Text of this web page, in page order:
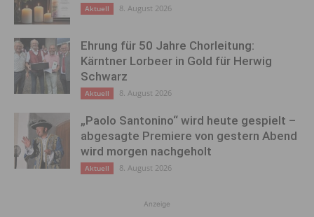
Aktuell 8. August 2026
Ehrung für 50 Jahre Chorleitung:
Kärntner Lorbeer in Gold für Herwig
Schwarz
Aktuell 8. August 2026
„Paolo Santonino“ wird heute gespielt –
abgesagte Premiere von gestern Abend
wird morgen nachgeholt
Aktuell 8. August 2026
Anzeige